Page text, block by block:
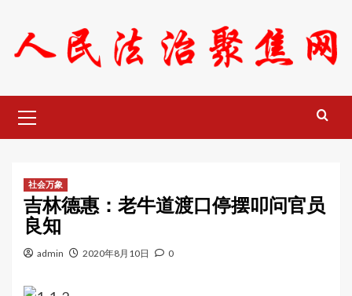
content
Menu
社会万象
吉林德惠：老牛道渡口停摆叩问官员
良知
admin 2020年8月10日 0